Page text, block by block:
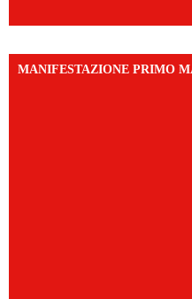
MANIFESTAZIONE PRIMO